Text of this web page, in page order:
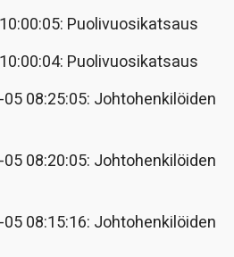
Puolivuosikatsaus
Puolivuosikatsaus
08:25:05: Johtohenkilöiden
08:20:05: Johtohenkilöiden
08:15:16: Johtohenkilöiden